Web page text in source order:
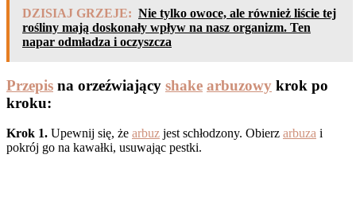
DZISIAJ GRZEJE: Nie tylko owoce, ale również liście tej
rośliny mają doskonały wpływ na nasz organizm. Ten
napar odmładza i oczyszcza
Przepis na orzeźwiający shake arbuzowy krok po
kroku:
Krok 1. Upewnij się, że arbuz jest schłodzony. Obierz arbuza i
pokrój go na kawałki, usuwając pestki.